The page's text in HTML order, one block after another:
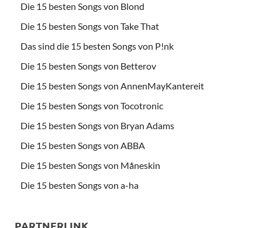
Die 15 besten Songs von Blond
Die 15 besten Songs von Take That
Das sind die 15 besten Songs von P!nk
Die 15 besten Songs von Betterov
Die 15 besten Songs von AnnenMayKantereit
Die 15 besten Songs von Tocotronic
Die 15 besten Songs von Bryan Adams
Die 15 besten Songs von ABBA
Die 15 besten Songs von Måneskin
Die 15 besten Songs von a-ha